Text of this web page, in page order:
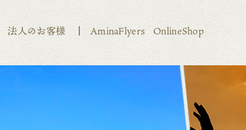
法人のお客様 AminaFlyers OnlineShop